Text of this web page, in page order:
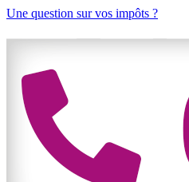
Une question sur vos impôts ?